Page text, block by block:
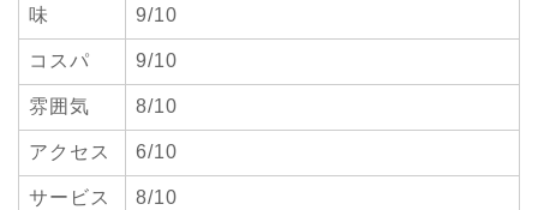
味 9/10
コスパ 9/10
雰囲気 8/10
アクセス 6/10
サービス 8/10